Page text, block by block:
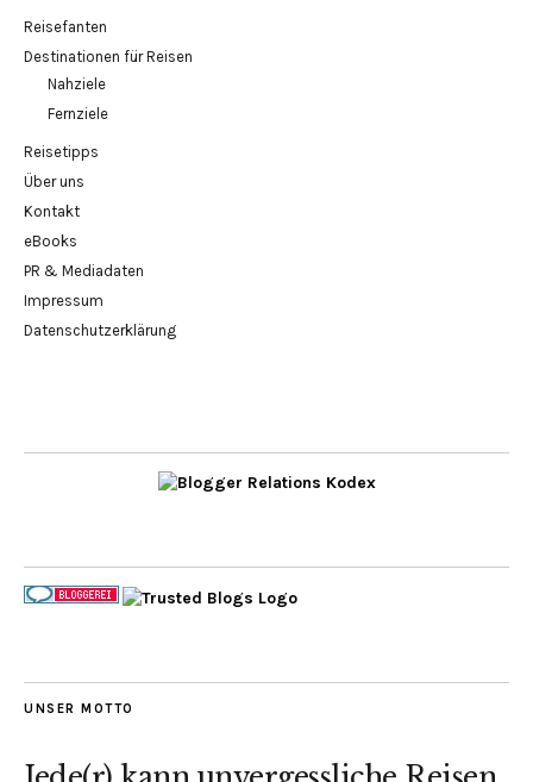
Reisefanten
Destinationen für Reisen
Nahziele
Fernziele
Reisetipps
Über uns
Kontakt
eBooks
PR & Mediadaten
Impressum
Datenschutzerklärung
UNSER MOTTO